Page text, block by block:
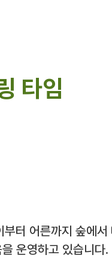
타임
터 어른까지 숲에
운영하고 있습니다.